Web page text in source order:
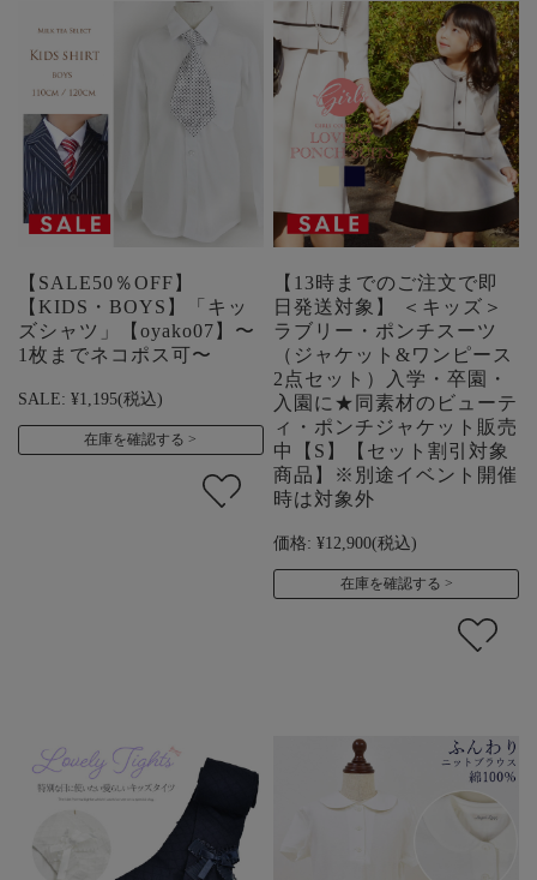
【SALE50％OFF】
【KIDS・BOYS】「キッ
ズシャツ」【oyako07】〜
1枚までネコポス可〜
SALE: ¥1,195(税込)
在庫を確認する
【13時までのご注文で即
日発送対象】 ＜キッズ＞
ラブリー・ポンチスーツ
（ジャケット&ワンピース
2点セット）入学・卒園・
入園に★同素材のビューテ
ィ・ポンチジャケット販売
中【S】【セット割引対象
商品】※別途イベント開催
時は対象外
価格: ¥12,900(税込)
在庫を確認する